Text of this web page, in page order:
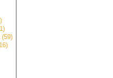
(59)